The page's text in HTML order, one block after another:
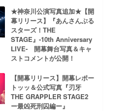
★神奈川公演写真追加★【開
幕リリース】『あんさんぶる
スターズ！THE
STAGE』-10th Anniversary
LIVE- 開幕舞台写真＆キャ
ストコメントが公開！
【開幕リリース】開幕レポー
トッッ＆公式写真『刃牙
THE GRAPPLER STAGE2
ー最凶死刑囚編ー』